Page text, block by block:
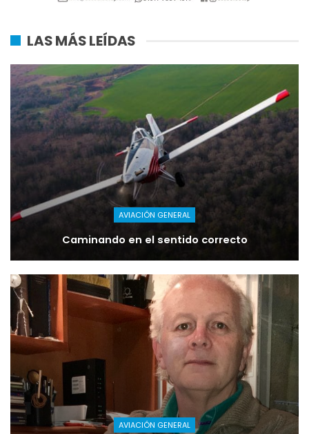
LAS MÁS LEÍDAS
AVIACIÓN GENERAL
Caminando en el sentido correcto
AVIACIÓN GENERAL